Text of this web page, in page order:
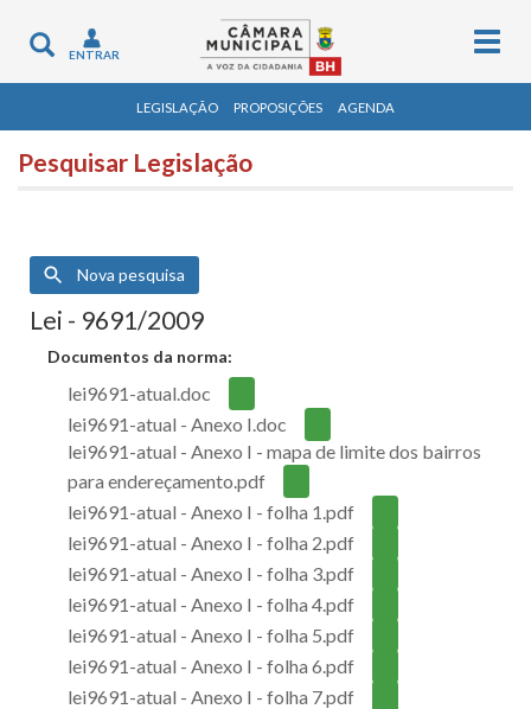
Toggle
navigation
ENTRAR
LEGISLAÇÃO PROPOSIÇÕES AGENDA
Pesquisar Legislação
Nova pesquisa
Lei - 9691/2009
Documentos da norma:
lei9691-atual.doc
lei9691-atual - Anexo I.doc
lei9691-atual - Anexo I - mapa de limite dos bairros
para endereçamento.pdf
lei9691-atual - Anexo I - folha 1.pdf
lei9691-atual - Anexo I - folha 2.pdf
lei9691-atual - Anexo I - folha 3.pdf
lei9691-atual - Anexo I - folha 4.pdf
lei9691-atual - Anexo I - folha 5.pdf
lei9691-atual - Anexo I - folha 6.pdf
lei9691-atual - Anexo I - folha 7.pdf